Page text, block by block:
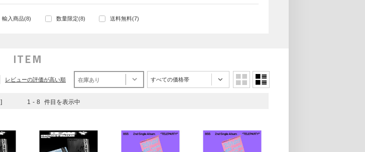
輸入商品(8) 数量限定(8) 送料無料(7)
ITEM
レビューの評価が高い順 在庫あり すべての価格帯
] 1 - 8 件目を表示中